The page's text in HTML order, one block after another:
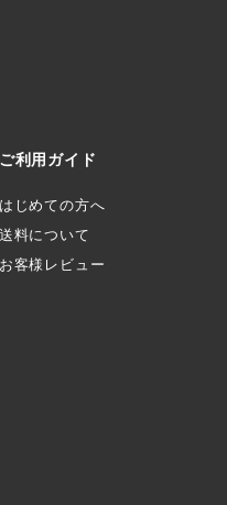
ご利用ガイド
はじめての方へ
送料について
お客様レビュー